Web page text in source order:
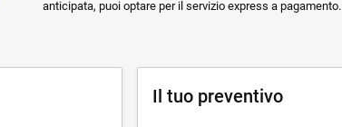
anticipata, puoi optare per il servizio express a pagamento.
Il tuo preventivo